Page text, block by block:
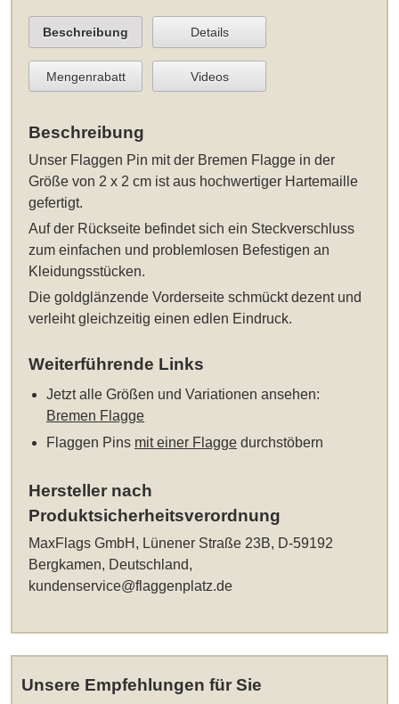
Beschreibung Details
Mengenrabatt Videos
Beschreibung
Unser Flaggen Pin mit der Bremen Flagge in der
Größe von 2 x 2 cm ist aus hochwertiger Hartemaille
gefertigt.
Auf der Rückseite befindet sich ein Steckverschluss
zum einfachen und problemlosen Befestigen an
Kleidungsstücken.
Die goldglänzende Vorderseite schmückt dezent und
verleiht gleichzeitig einen edlen Eindruck.
Weiterführende Links
Jetzt alle Größen und Variationen ansehen:
Bremen Flagge
Flaggen Pins mit einer Flagge durchstöbern
Hersteller nach
Produktsicherheitsverordnung
MaxFlags GmbH, Lünener Straße 23B, D-59192
Bergkamen, Deutschland,
kundenservice@flaggenplatz.de
Unsere Empfehlungen für Sie